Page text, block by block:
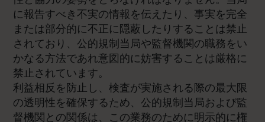
に報告すべき不実の情報を伝えたり、事実を完全
または部分的に不正に隠蔽したりすることは禁止
されており、公的規制当局や監督機関の職務をい
かなる方法であれ意図的に妨害することは厳格に
禁止されています。
利益相反を防止し、検査が実施される際の最大限
の透明性を確保するため、公的規制当局および監
督機関との関係は、この業務のために明示的に権